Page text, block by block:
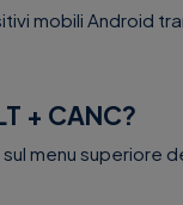
mobili Android
+ CANC?
menu superiore